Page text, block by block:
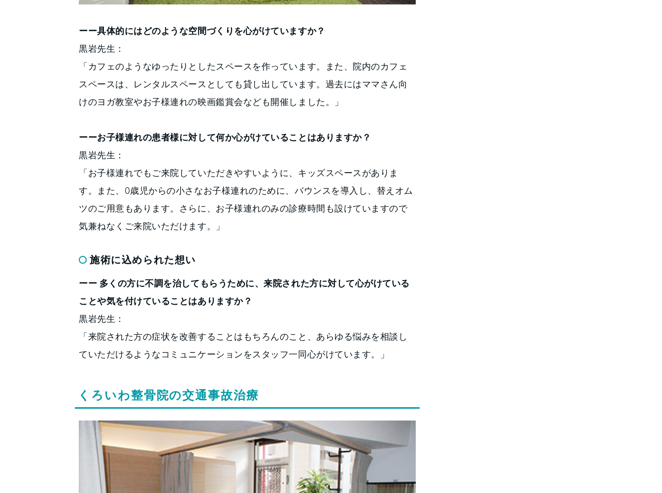
ーー具体的にはどのような空間づくりを心がけていますか？
黒岩先生：
「カフェのようなゆったりとしたスペースを作っています。また、院内のカフェ
スペースは、レンタルスペースとしても貸し出しています。過去にはママさん向
けのヨガ教室やお子様連れの映画鑑賞会なども開催しました。」
ーーお子様連れの患者様に対して何か心がけていることはありますか？
黒岩先生：
「お子様連れでもご来院していただきやすいように、キッズスペースがありま
す。また、0歳児からの小さなお子様連れのために、バウンスを導入し、替えオム
ツのご用意もあります。さらに、お子様連れのみの診療時間も設けていますので
気兼ねなくご来院いただけます。」
施術に込められた想い
ーー 多くの方に不調を治してもらうために、来院された方に対して心がけている
ことや気を付けていることはありますか？
黒岩先生：
「来院された方の症状を改善することはもちろんのこと、あらゆる悩みを相談し
ていただけるようなコミュニケーションをスタッフ一同心がけています。」
くろいわ整骨院の交通事故治療